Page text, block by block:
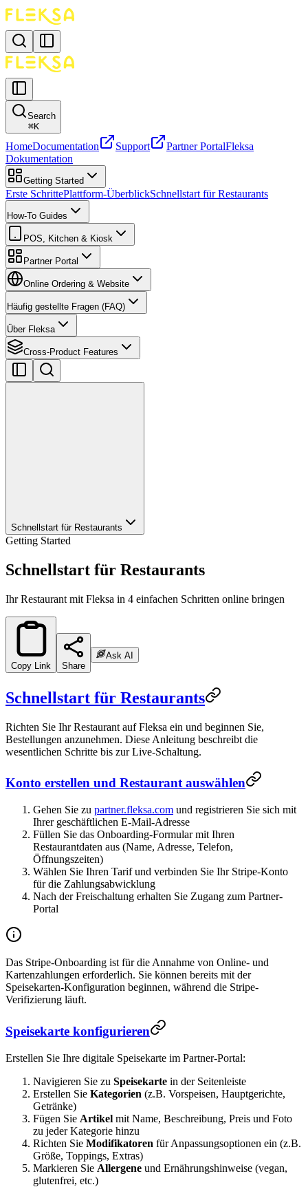
Search
⌘K
HomeDocumentation Support Partner PortalFleksa
Dokumentation
Getting Started
Erste SchrittePlattform-ÜberblickSchnellstart für Restaurants
How-To Guides
POS, Kitchen & Kiosk
Partner Portal
Online Ordering & Website
Häufig gestellte Fragen (FAQ)
Über Fleksa
Cross-Product Features
Schnellstart für Restaurants
Getting Started
Schnellstart für Restaurants
Ihr Restaurant mit Fleksa in 4 einfachen Schritten online bringen
Copy Link Share
Ask AI
Schnellstart für Restaurants
Richten Sie Ihr Restaurant auf Fleksa ein und beginnen Sie,
Bestellungen anzunehmen. Diese Anleitung beschreibt die
wesentlichen Schritte bis zur Live-Schaltung.
Konto erstellen und Restaurant auswählen
Gehen Sie zu partner.fleksa.com und registrieren Sie sich mit
Ihrer geschäftlichen E-Mail-Adresse
Füllen Sie das Onboarding-Formular mit Ihren
Restaurantdaten aus (Name, Adresse, Telefon,
Öffnungszeiten)
Wählen Sie Ihren Tarif und verbinden Sie Ihr Stripe-Konto
für die Zahlungsabwicklung
Nach der Freischaltung erhalten Sie Zugang zum Partner-
Portal
Das Stripe-Onboarding ist für die Annahme von Online- und
Kartenzahlungen erforderlich. Sie können bereits mit der
Speisekarten-Konfiguration beginnen, während die Stripe-
Verifizierung läuft.
Speisekarte konfigurieren
Erstellen Sie Ihre digitale Speisekarte im Partner-Portal:
Navigieren Sie zu Speisekarte in der Seitenleiste
Erstellen Sie Kategorien (z.B. Vorspeisen, Hauptgerichte,
Getränke)
Fügen Sie Artikel mit Name, Beschreibung, Preis und Foto
zu jeder Kategorie hinzu
Richten Sie Modifikatoren für Anpassungsoptionen ein (z.B.
Größe, Toppings, Extras)
Markieren Sie Allergene und Ernährungshinweise (vegan,
glutenfrei, etc.)